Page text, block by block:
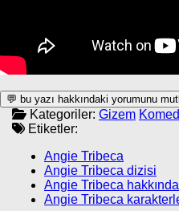
💬 bu yazı hakkındaki yorumunu
Kategoriler: Gizem
Etiketler:
Angie Tribeca
Angie Tribeca dizisi
Angie Tribeca hakkında
Angie Tribeca